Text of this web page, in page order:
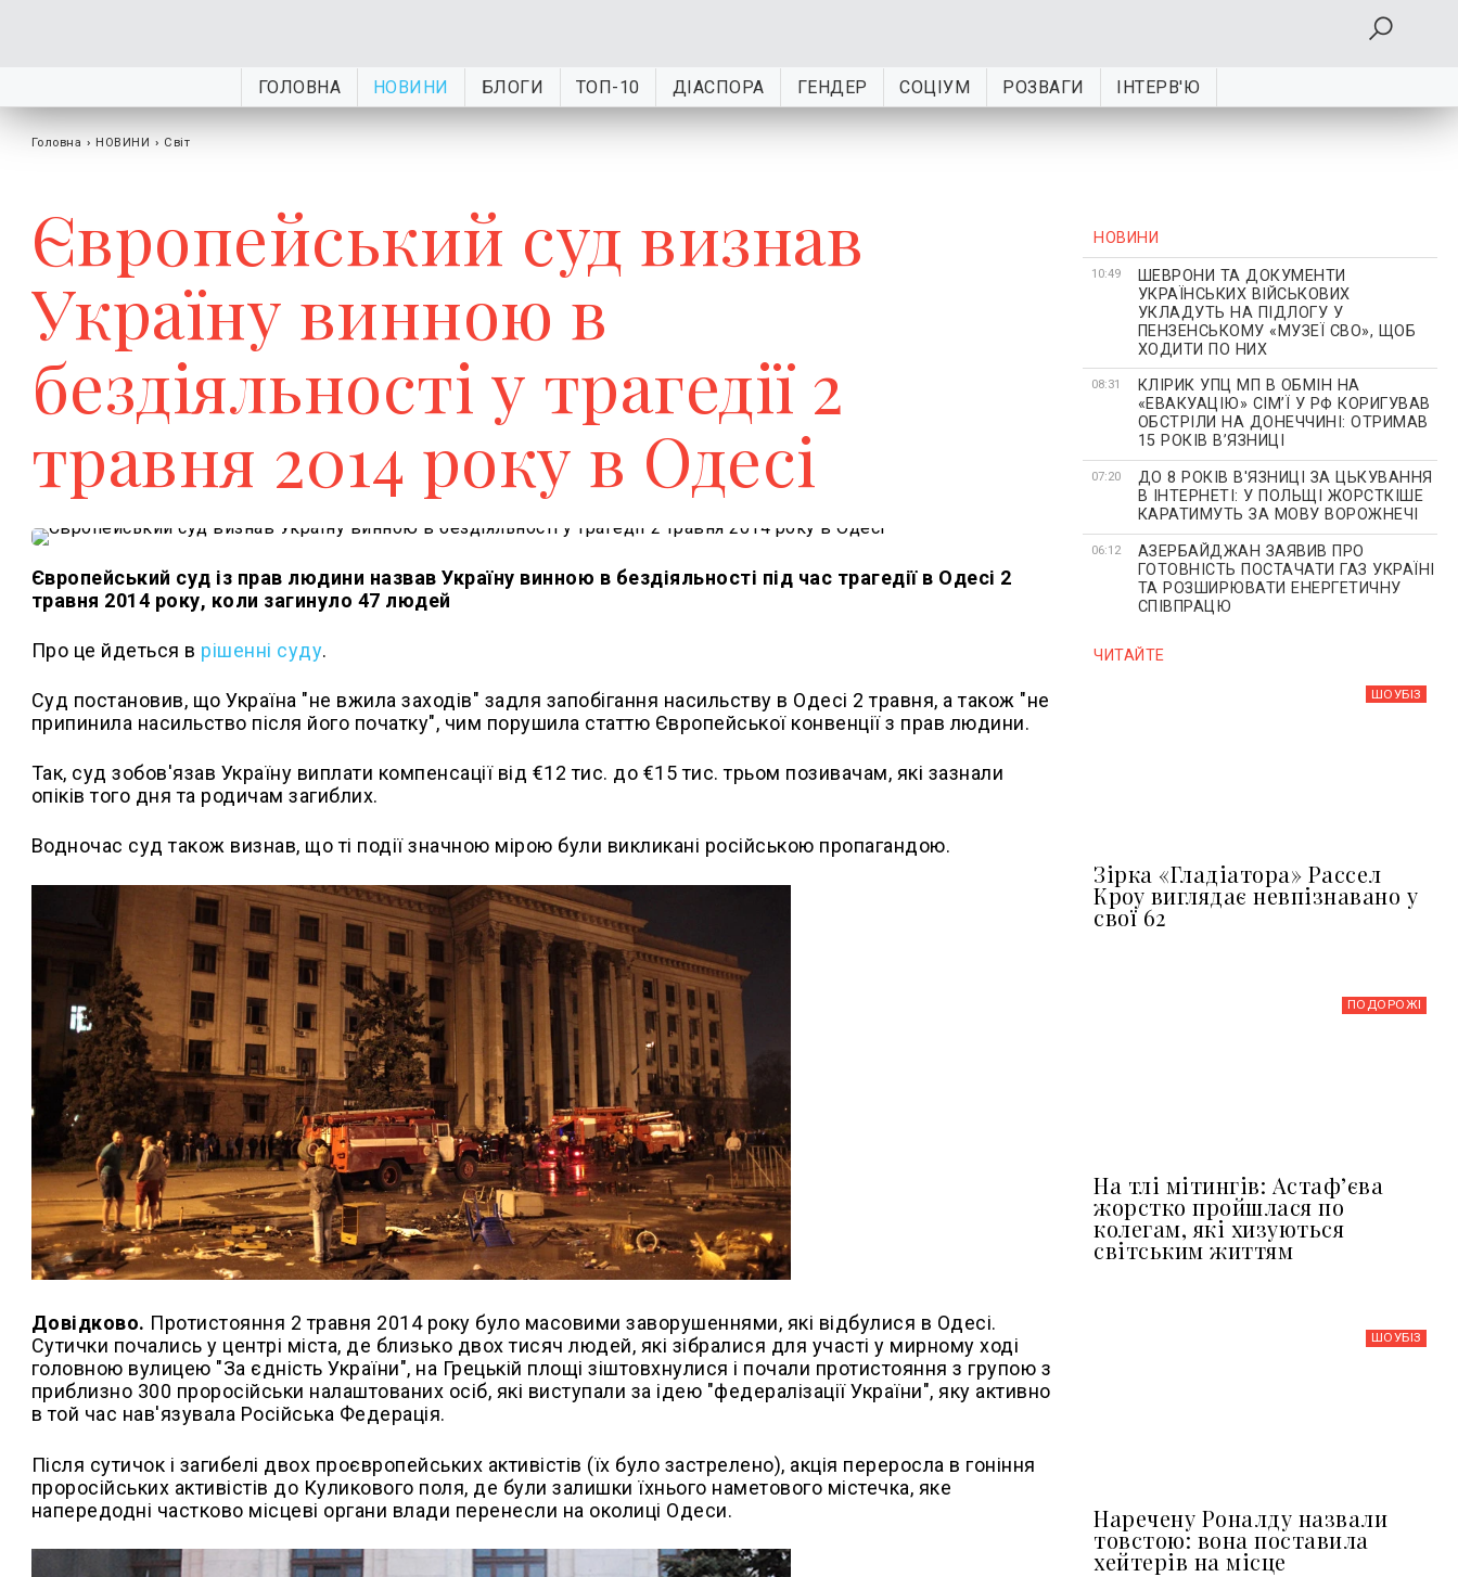
ГОЛОВНА НОВИНИ БЛОГИ ТОП-10 ДІАСПОРА ГЕНДЕР СОЦІУМ РОЗВАГИ ІНТЕРВ'Ю
Головна › НОВИНИ › Світ
Європейський суд визнав
Україну винною в
бездіяльності у трагедії 2
травня 2014 року в Одесі
Європейський суд із прав людини назвав Україну винною в бездіяльності під час трагедії в Одесі 2
травня 2014 року, коли загинуло 47 людей
Про це йдеться в рішенні суду.
Суд постановив, що Україна "не вжила заходів" задля запобігання насильству в Одесі 2 травня, а також "не
припинила насильство після його початку", чим порушила статтю Європейської конвенції з прав людини.
Так, суд зобов'язав Україну виплати компенсації від €12 тис. до €15 тис. трьом позивачам, які зазнали
опіків того дня та родичам загиблих.
Водночас суд також визнав, що ті події значною мірою були викликані російською пропагандою.
Довідково. Протистояння 2 травня 2014 року було масовими заворушеннями, які відбулися в Одесі.
Сутички почались у центрі міста, де близько двох тисяч людей, які зібралися для участі у мирному ході
головною вулицею "За єдність України", на Грецькій площі зіштовхнулися і почали протистояння з групою з
приблизно 300 проросійськи налаштованих осіб, які виступали за ідею "федералізації України", яку активно
в той час нав'язувала Російська Федерація.
Після сутичок і загибелі двох проєвропейських активістів (їх було застрелено), акція переросла в гоніння
проросійських активістів до Куликового поля, де були залишки їхнього наметового містечка, яке
напередодні частково місцеві органи влади перенесли на околиці Одеси.
НОВИНИ
10:49
ШЕВРОНИ ТА ДОКУМЕНТИ
УКРАЇНСЬКИХ ВІЙСЬКОВИХ
УКЛАДУТЬ НА ПІДЛОГУ У
ПЕНЗЕНСЬКОМУ «МУЗЕЇ СВО», ЩОБ
ХОДИТИ ПО НИХ
08:31
КЛІРИК УПЦ МП В ОБМІН НА
«ЕВАКУАЦІЮ» СІМʼЇ У РФ КОРИГУВАВ
ОБСТРІЛИ НА ДОНЕЧЧИНІ: ОТРИМАВ
15 РОКІВ ВʼЯЗНИЦІ
07:20
ДО 8 РОКІВ В'ЯЗНИЦІ ЗА ЦЬКУВАННЯ
В ІНТЕРНЕТІ: У ПОЛЬЩІ ЖОРСТКІШЕ
КАРАТИМУТЬ ЗА МОВУ ВОРОЖНЕЧІ
06:12
АЗЕРБАЙДЖАН ЗАЯВИВ ПРО
ГОТОВНІСТЬ ПОСТАЧАТИ ГАЗ УКРАЇНІ
ТА РОЗШИРЮВАТИ ЕНЕРГЕТИЧНУ
СПІВПРАЦЮ
ЧИТАЙТЕ
ШОУБIЗ
Зірка «Гладіатора» Рассел
Кроу виглядає невпізнавано у
свої 62
ПОДОРОЖІ
На тлі мітингів: Астафʼєва
жорстко пройшлася по
колегам, які хизуються
світським життям
ШОУБIЗ
Наречену Роналду назвали
товстою: вона поставила
хейтерів на місце